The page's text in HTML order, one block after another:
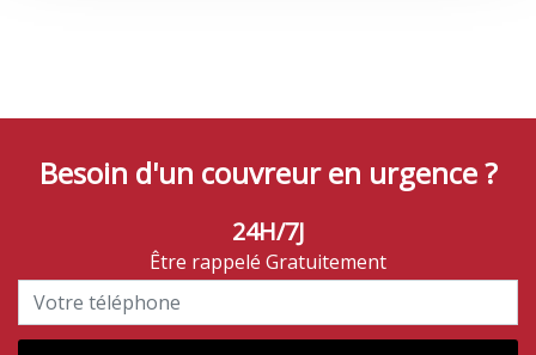
Besoin d'un couvreur en urgence ?
24H/7J
Être rappelé Gratuitement